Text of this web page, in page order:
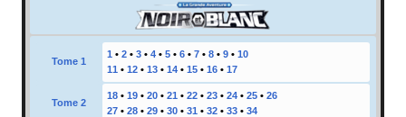
Tome 1
1 • 2 • 3 • 4 • 5 • 6 • 7 • 8 • 9 • 10
11 • 12 • 13 • 14 • 15 • 16 • 17
Tome 2
18 • 19 • 20 • 21 • 22 • 23 • 24 • 25 • 26
27 • 28 • 29 • 30 • 31 • 32 • 33 • 34